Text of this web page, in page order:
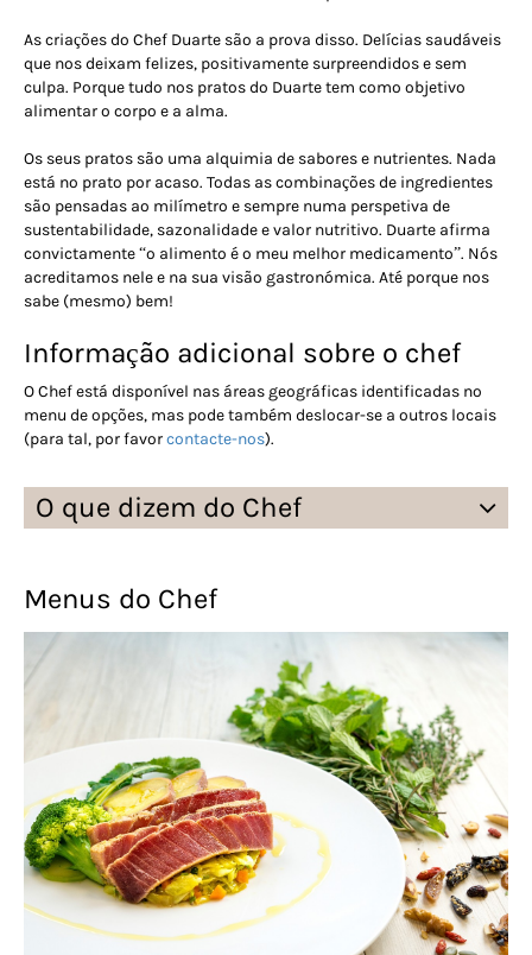
As criações do Chef Duarte são a prova disso. Delícias saudáveis
que nos deixam felizes, positivamente surpreendidos e sem
culpa. Porque tudo nos pratos do Duarte tem como objetivo
alimentar o corpo e a alma.
Os seus pratos são uma alquimia de sabores e nutrientes. Nada
está no prato por acaso. Todas as combinações de ingredientes
são pensadas ao milímetro e sempre numa perspetiva de
sustentabilidade, sazonalidade e valor nutritivo. Duarte afirma
convictamente “o alimento é o meu melhor medicamento”. Nós
acreditamos nele e na sua visão gastronómica. Até porque nos
sabe (mesmo) bem!
Informação adicional sobre o chef
O Chef está disponível nas áreas geográficas identificadas no
menu de opções, mas pode também deslocar-se a outros locais
(para tal, por favorcontacte-nos).
O que dizem do Chef
Menus do Chef